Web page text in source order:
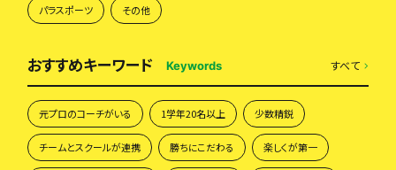
パラスポーツ その他
おすすめキーワード Keywords すべて
元プロのコーチがいる 1学年20名以上 少数精鋭
チームとスクールが連携 勝ちにこだわる 楽しくが第一